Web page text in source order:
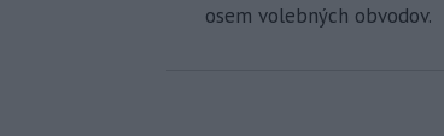
osem volebných obvodov.